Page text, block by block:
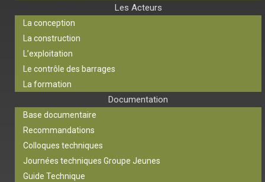
Les Acteurs
La conception
La construction
L’exploitation
Le contrôle des barrages
La formation
Documentation
Base documentaire
Recommandations
Colloques techniques
Journées techniques Groupe Jeunes
Guide Technique